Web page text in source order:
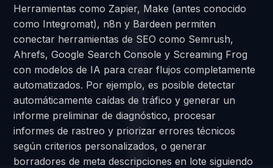
Herramientas como Zapier, Make (antes conocido
como Integromat), n8n y Bardeen permiten
conectar herramientas de SEO como Semrush,
Ahrefs, Google Search Console y Screaming Frog
con modelos de IA para crear flujos completamente
automatizados. Por ejemplo, es posible detectar
automáticamente caídas de tráfico y generar un
informe preliminar de diagnóstico, procesar
informes de rastreo y priorizar errores técnicos
según criterios personalizados, o generar
borradores de meta descripciones en lote siguiendo